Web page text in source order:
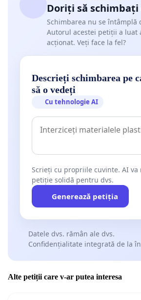
Doriți să schimbați
Schimbarea nu se întâmplă
Autorul acestei petiții a luat
acționat. Veți face la fel?
Descrieți schimbarea pe
să o vedeți
Cu tehnologie AI
Scrieți cu propriile cuvinte. AI va
petiție solidă pentru dvs.
Generează petiția
Datele dvs. rămân ale dvs.
Confidențialitate integrată de la
Alte petiții care v-ar putea interesa